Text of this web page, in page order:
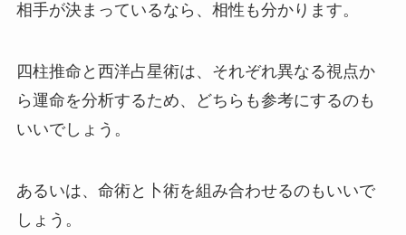
相手が決まっているなら、相性も分かります。
四柱推命と西洋占星術は、それぞれ異なる視点か
ら運命を分析するため、どちらも参考にするのも
いいでしょう。
あるいは、命術と卜術を組み合わせるのもいいで
しょう。